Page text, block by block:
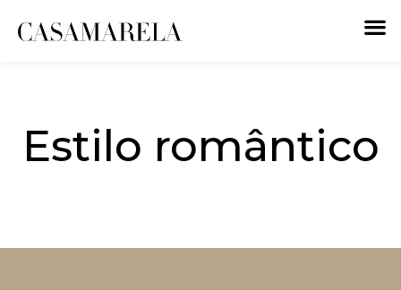
Estilo romântico